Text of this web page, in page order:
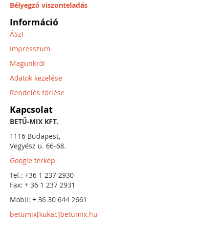
Bélyegző viszonteladás
Információ
ÁSzF
Impresszum
Magunkról
Adatok kezelése
Rendelés törlése
Kapcsolat
BETŰ-MIX KFT.
1116 Budapest,
Vegyész u. 66-68.
Google térkép
Tel.: +36 1 237 2930
Fax: + 36 1 237 2931
Mobil: + 36 30 644 2661
betumix[kukac]betumix.hu